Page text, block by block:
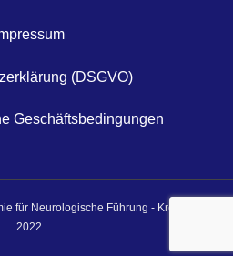
(DSGVO)
Geschäftsbedingungen
für Neurologische Führung - Krefeld
2022